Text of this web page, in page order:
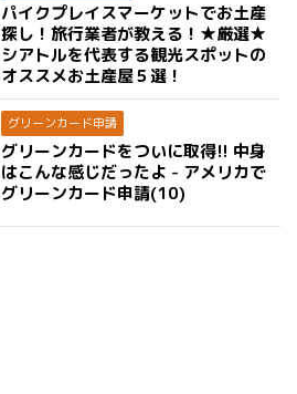
パイクプレイスマーケットでお土産
探し！旅行業者が教える！★厳選★
シアトルを代表する観光スポットの
オススメお土産屋５選！
グリーンカード申請
グリーンカードをついに取得!! 中身
はこんな感じだったよ - アメリカで
グリーンカード申請(10)